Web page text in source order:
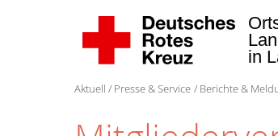
in
Aktuell Presse & Service Berichte &